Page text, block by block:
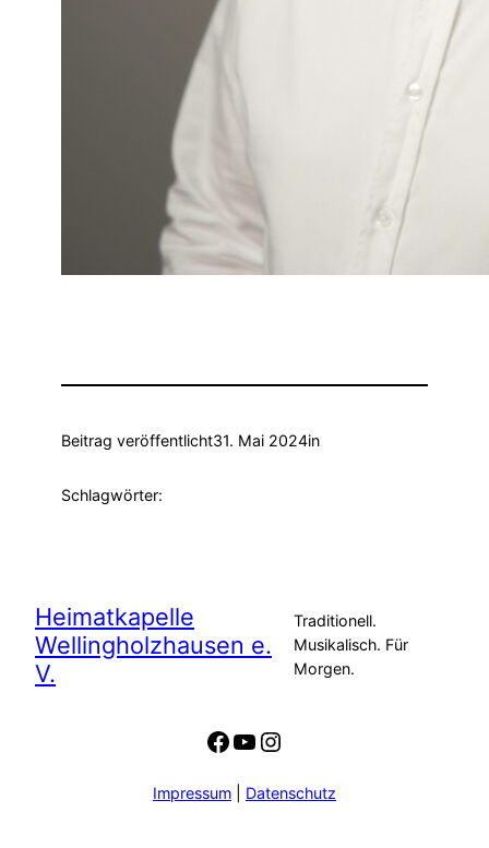
Beitrag veröffentlicht31. Mai 2024in
Schlagwörter:
Heimatkapelle
Wellingholzhausen e.
V.
Traditionell.
Musikalisch. Für
Morgen.
Facebook
YouTube
Instagram
Impressum Datenschutz